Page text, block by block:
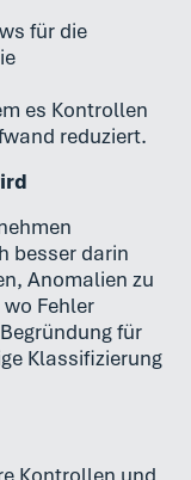
für die
es Kontrollen
reduziert.
besser darin
Anomalien zu
Fehler
für
Klassifizierung